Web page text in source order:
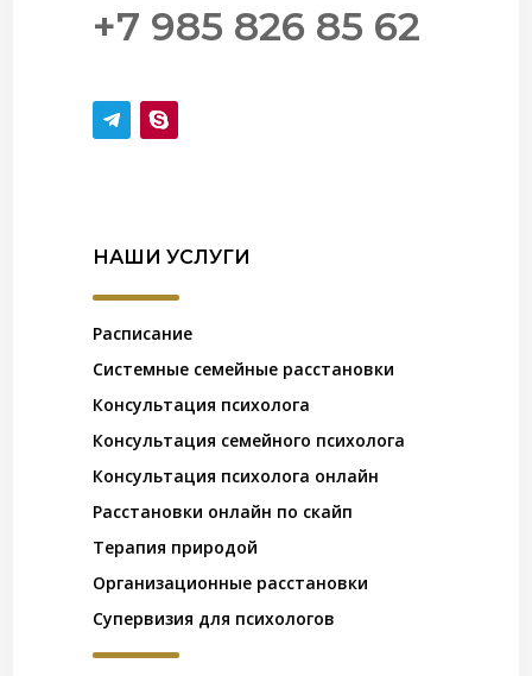
+7 985 826 85 62
НАШИ УСЛУГИ
Расписание
Системные семейные расстановки
Консультация психолога
Консультация семейного психолога
Консультация психолога онлайн
Расстановки онлайн по скайп
Терапия природой
Организационные расстановки
Супервизия для психологов